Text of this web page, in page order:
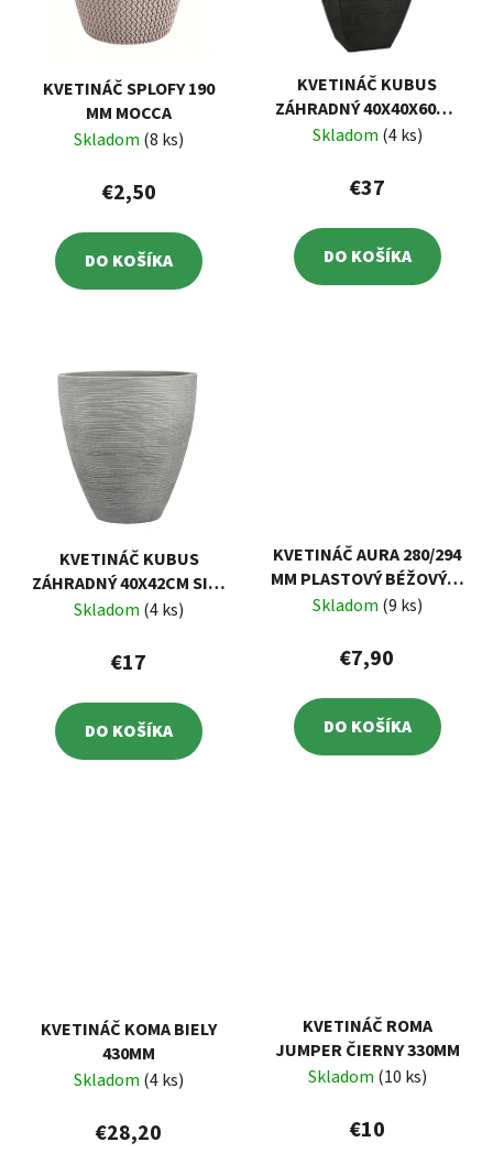
KVETINÁČ SPLOFY 190
MM MOCCA
Skladom (8 ks)
€2,50
DO KOŠÍKA
KVETINÁČ KUBUS
ZÁHRADNÝ 40X40X60CM
ANTRACIT PATIO
Skladom (4 ks)
€37
DO KOŠÍKA
KVETINÁČ KUBUS
ZÁHRADNÝ 40X42CM SIVÝ
PATIO
Skladom (4 ks)
€17
DO KOŠÍKA
KVETINÁČ AURA 280/294
MM PLASTOVÝ BÉŽOVÝ, S
MISKOU
Skladom (9 ks)
€7,90
DO KOŠÍKA
KVETINÁČ KOMA BIELY
430MM
Skladom (4 ks)
€28,20
KVETINÁČ ROMA
JUMPER ČIERNY 330MM
Skladom (10 ks)
€10